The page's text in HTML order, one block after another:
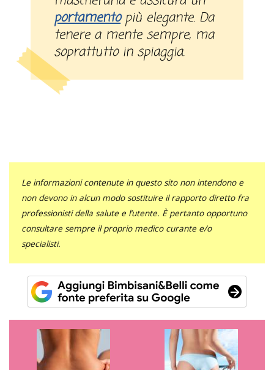
portamentopiù elegante. Da
tenere a mente sempre, ma
soprattutto in spiaggia.
Le informazioni contenute in questo sito non intendono e
non devono in alcun modo sostituire il rapporto diretto fra
professionisti della salute e l’utente. È pertanto opportuno
consultare sempre il proprio medico curante e/o
specialisti.